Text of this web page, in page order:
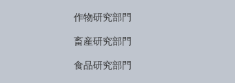
作物研究部門
畜産研究部門
食品研究部門